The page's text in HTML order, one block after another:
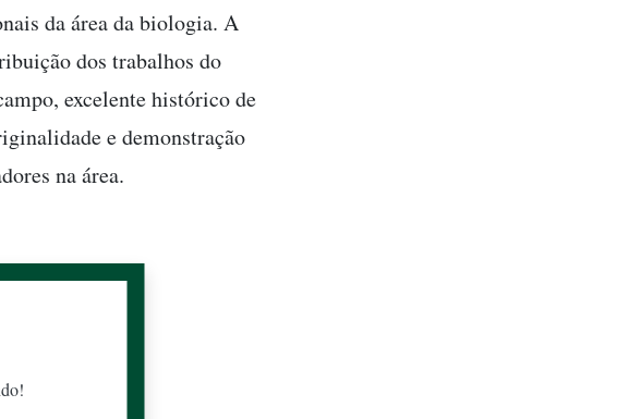
da área da biologia. A
dos trabalhos do
excelente histórico de
e demonstração
na área.